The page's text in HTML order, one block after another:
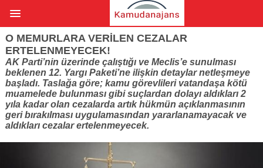
O MEMURLARA VERILEN CEZALAR
ERTELENMEYECEK!
AK Parti’nin üzerinde çalıştığı ve Meclis’e sunulması
beklenen 12. Yargı Paketi’ne ilişkin detaylar netleşmeye
başladı. Taslağa göre; kamu görevlileri vatandaşa kötü
muamelede bulunması gibi suçlardan dolayı aldıkları 2
yıla kadar olan cezalarda artık hükmün açıklanmasının
geri bırakılması uygulamasından yararlanamayacak ve
aldıkları cezalar ertelenmeyecek.